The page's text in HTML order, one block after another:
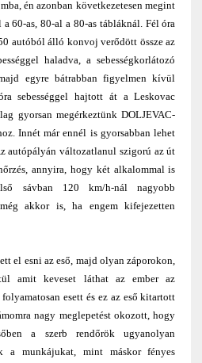
én azonban következetesen megint
60-as, 80-al a 80-as tábláknál. Fél óra
autóból álló konvoj verődött össze az
haladva, a sebességkorlátozó
egyre bátrabban figyelmen kívül
sebességgel hajtott át a Leskovac
gyorsan megérkeztünk DOLJEVAC-
Innét már ennél is gyorsabban lehet
autópályán változatlanul szigorú az út
annyira, hogy két alkalommal is
sávban 120 km/h-nál nagyobb
akkor is, ha engem kifejezetten
el esni az eső, majd olyan záporokon,
amit keveset láthat az ember az
esett és ez az eső kitartott
nagy meglepetést okozott, hogy
a szerb rendőrök ugyanolyan
a munkájukat, mint máskor fényes